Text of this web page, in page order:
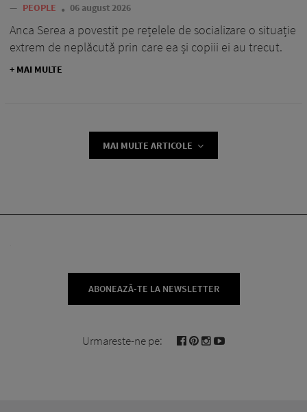
— PEOPLE 06 august 2026
Anca Serea a povestit pe rețelele de socializare o situație
extrem de neplăcută prin care ea și copiii ei au trecut.
+ MAI MULTE
MAI MULTE ARTICOLE
ABONEAZĂ-TE LA NEWSLETTER
Urmareste-ne pe: